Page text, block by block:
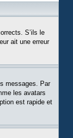
S’ils le
ait une erreur
messages. Par
les avatars
est rapide et